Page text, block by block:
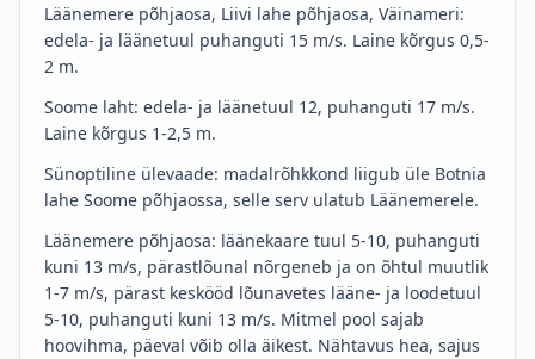
Läänemere põhjaosa, Liivi lahe põhjaosa, Väinameri:
edela- ja läänetuul puhanguti 15 m/s. Laine kõrgus 0,5-
2 m.
Soome laht: edela- ja läänetuul 12, puhanguti 17 m/s.
Laine kõrgus 1-2,5 m.
Sünoptiline ülevaade: madalrõhkkond liigub üle Botnia
lahe Soome põhjaossa, selle serv ulatub Läänemerele.
Läänemere põhjaosa: läänekaare tuul 5-10, puhanguti
kuni 13 m/s, pärastlõunal nõrgeneb ja on õhtul muutlik
1-7 m/s, pärast keskööd lõunavetes lääne- ja loodetuul
5-10, puhanguti kuni 13 m/s. Mitmel pool sajab
hoovihma, päeval võib olla äikest. Nähtavus hea, sajus